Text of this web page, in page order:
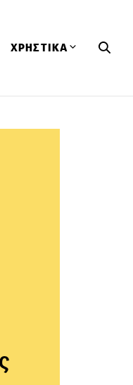
ΧΡΗΣΤΙΚΑ